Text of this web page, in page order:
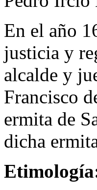
En el año
justicia y
alcalde y
Francisco
ermita de
dicha